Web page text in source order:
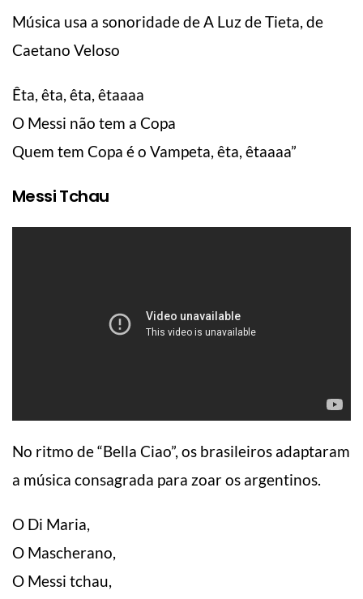
Música usa a sonoridade de A Luz de Tieta, de
Caetano Veloso
Êta, êta, êta, êtaaaa
O Messi não tem a Copa
Quem tem Copa é o Vampeta, êta, êtaaaa”
Messi Tchau
No ritmo de “Bella Ciao”, os brasileiros adaptaram
a música consagrada para zoar os argentinos.
O Di Maria,
O Mascherano,
O Messi tchau,